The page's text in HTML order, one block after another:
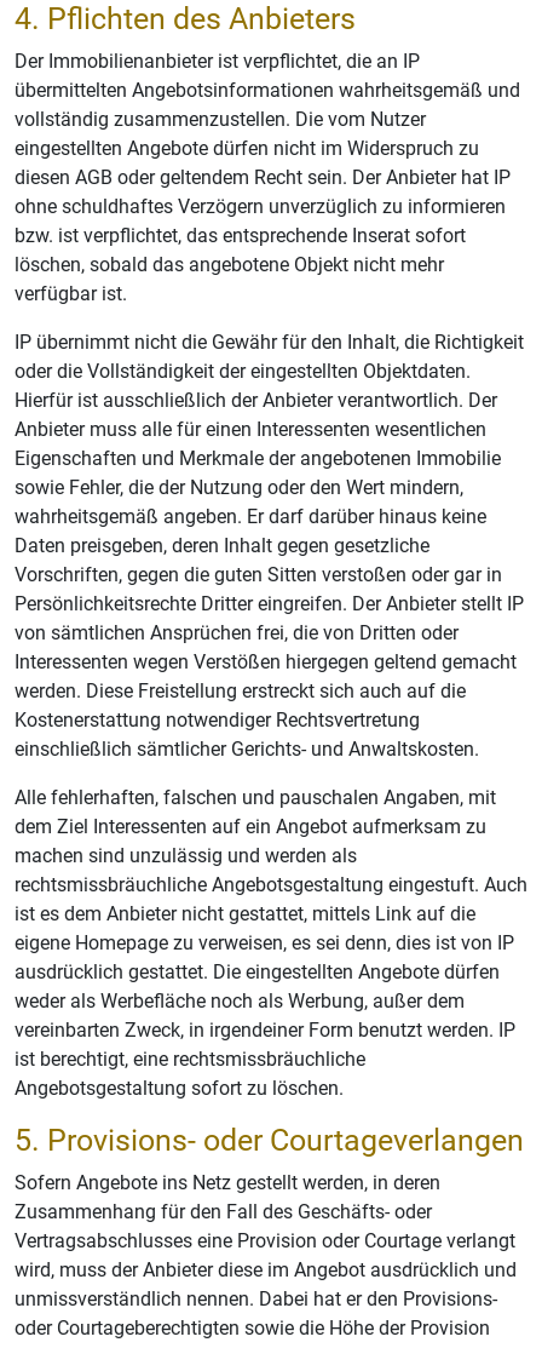
4. Pflichten des Anbieters
Der Immobilienanbieter ist verpflichtet, die an IP
übermittelten Angebotsinformationen wahrheitsgemäß und
vollständig zusammenzustellen. Die vom Nutzer
eingestellten Angebote dürfen nicht im Widerspruch zu
diesen AGB oder geltendem Recht sein. Der Anbieter hat IP
ohne schuldhaftes Verzögern unverzüglich zu informieren
bzw. ist verpflichtet, das entsprechende Inserat sofort
löschen, sobald das angebotene Objekt nicht mehr
verfügbar ist.
IP übernimmt nicht die Gewähr für den Inhalt, die Richtigkeit
oder die Vollständigkeit der eingestellten Objektdaten.
Hierfür ist ausschließlich der Anbieter verantwortlich. Der
Anbieter muss alle für einen Interessenten wesentlichen
Eigenschaften und Merkmale der angebotenen Immobilie
sowie Fehler, die der Nutzung oder den Wert mindern,
wahrheitsgemäß angeben. Er darf darüber hinaus keine
Daten preisgeben, deren Inhalt gegen gesetzliche
Vorschriften, gegen die guten Sitten verstoßen oder gar in
Persönlichkeitsrechte Dritter eingreifen. Der Anbieter stellt IP
von sämtlichen Ansprüchen frei, die von Dritten oder
Interessenten wegen Verstößen hiergegen geltend gemacht
werden. Diese Freistellung erstreckt sich auch auf die
Kostenerstattung notwendiger Rechtsvertretung
einschließlich sämtlicher Gerichts- und Anwaltskosten.
Alle fehlerhaften, falschen und pauschalen Angaben, mit
dem Ziel Interessenten auf ein Angebot aufmerksam zu
machen sind unzulässig und werden als
rechtsmissbräuchliche Angebotsgestaltung eingestuft. Auch
ist es dem Anbieter nicht gestattet, mittels Link auf die
eigene Homepage zu verweisen, es sei denn, dies ist von IP
ausdrücklich gestattet. Die eingestellten Angebote dürfen
weder als Werbefläche noch als Werbung, außer dem
vereinbarten Zweck, in irgendeiner Form benutzt werden. IP
ist berechtigt, eine rechtsmissbräuchliche
Angebotsgestaltung sofort zu löschen.
5. Provisions- oder Courtageverlangen
Sofern Angebote ins Netz gestellt werden, in deren
Zusammenhang für den Fall des Geschäfts- oder
Vertragsabschlusses eine Provision oder Courtage verlangt
wird, muss der Anbieter diese im Angebot ausdrücklich und
unmissverständlich nennen. Dabei hat er den Provisions-
oder Courtageberechtigten sowie die Höhe der Provision